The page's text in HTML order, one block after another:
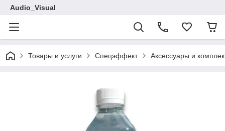
Audio_Visual
Товары и услуги Спецэффект Аксессуары и